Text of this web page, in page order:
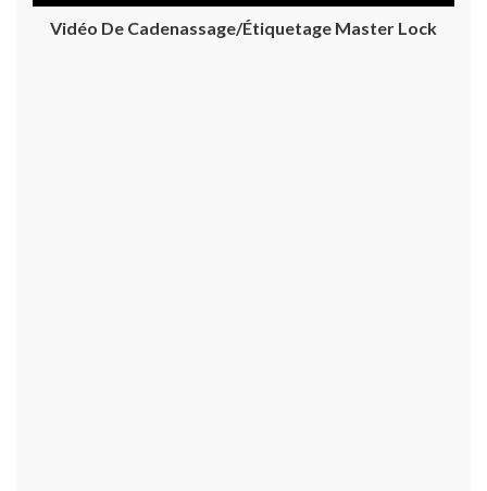
Vidéo De Cadenassage/étiquetage Master Lock